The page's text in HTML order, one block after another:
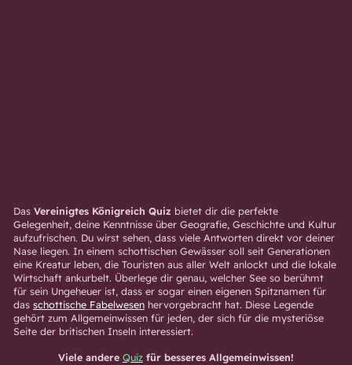
Das Vereinigtes Königreich Quiz bietet dir die perfekte
Gelegenheit, deine Kenntnisse über Geografie, Geschichte und Kultur
aufzufrischen. Du wirst sehen, dass viele Antworten direkt vor deiner
Nase liegen. In einem schottischen Gewässer soll seit Generationen
eine Kreatur leben, die Touristen aus aller Welt anlockt und die lokale
Wirtschaft ankurbelt. Überlege dir genau, welcher See so berühmt
für sein Ungeheuer ist, dass er sogar einen eigenen Spitznamen für
das schottische Fabelwesenhervorgebracht hat. Diese Legende
gehört zum Allgemeinwissen für jeden, der sich für die mysteriöse
Seite der britischen Inseln interessiert.
Viele andere Quiz für besseres Allgemeinwissen!